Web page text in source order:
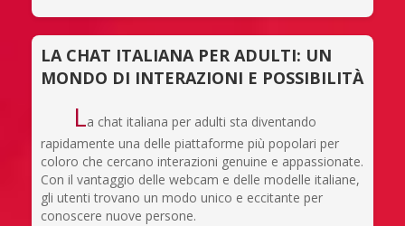
LA CHAT ITALIANA PER ADULTI: UN
MONDO DI INTERAZIONI E POSSIBILITÀ
La chat italiana per adulti sta diventando
rapidamente una delle piattaforme più popolari per
coloro che cercano interazioni genuine e appassionate.
Con il vantaggio delle webcam e delle modelle italiane,
gli utenti trovano un modo unico e eccitante per
conoscere nuove persone.